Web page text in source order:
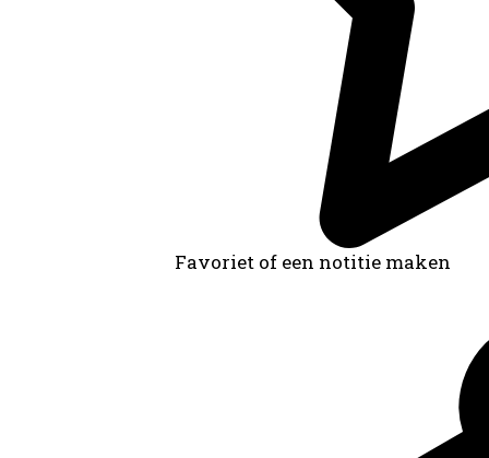
Favoriet of een notitie maken